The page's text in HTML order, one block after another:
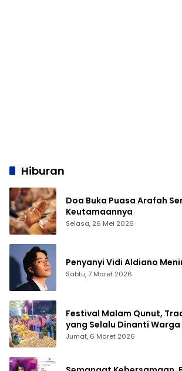
Hiburan
Doa Buka Puasa Arafah
Keutamaannya
Selasa, 26 Mei 2026
Penyanyi Vidi Aldiano
Sabtu, 7 Maret 2026
Festival Malam Qunut,
yang Selalu Dinanti
Jumat, 6 Maret 2026